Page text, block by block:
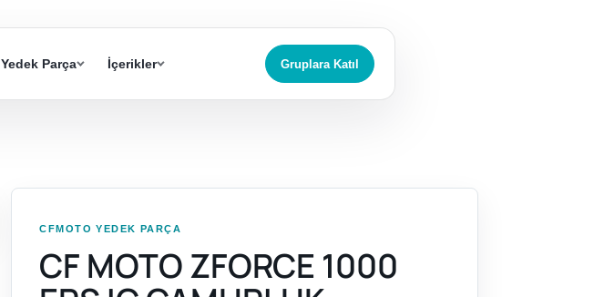
Yedek Parça İçerikler Gruplara Katıl
CFMOTO YEDEK PARÇA
CF MOTO ZFORCE 1000